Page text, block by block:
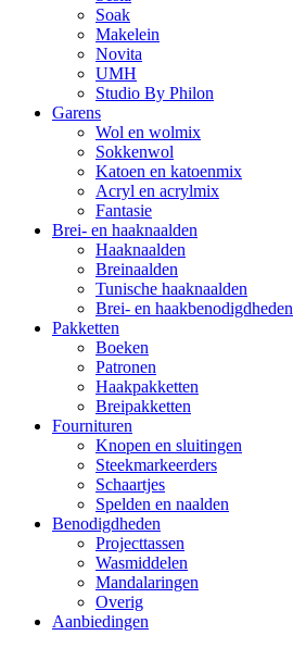
Soak
Makelein
Novita
UMH
Studio By Philon
Garens
Wol en wolmix
Sokkenwol
Katoen en katoenmix
Acryl en acrylmix
Fantasie
Brei- en haaknaalden
Haaknaalden
Breinaalden
Tunische haaknaalden
Brei- en haakbenodigdheden
Pakketten
Boeken
Patronen
Haakpakketten
Breipakketten
Fournituren
Knopen en sluitingen
Steekmarkeerders
Schaartjes
Spelden en naalden
Benodigdheden
Projecttassen
Wasmiddelen
Mandalaringen
Overig
Aanbiedingen